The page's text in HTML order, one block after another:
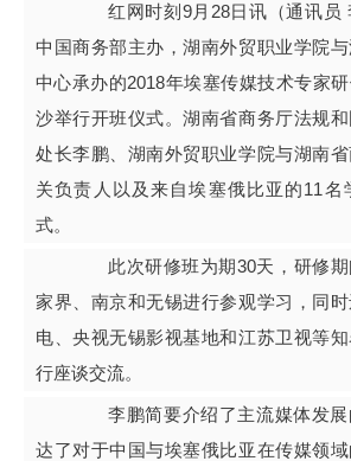
红网时刻9月28日讯（通讯员
中国商务部主办，湖南外贸职业学院与
中心承办的2018年埃塞传媒技术专家
沙举行开班仪式。湖南省商务厅法规
处长李鹏、湖南外贸职业学院与湖南
关负责人以及来自埃塞俄比亚的11名
式。
此次研修班为期30天，研修期
家界、南京和无锡进行参观学习，同
电、央视无锡影视基地和江苏卫视等
行座谈交流。
李鹏简要介绍了主流媒体发展
达了对于中国与埃塞俄比亚在传媒领